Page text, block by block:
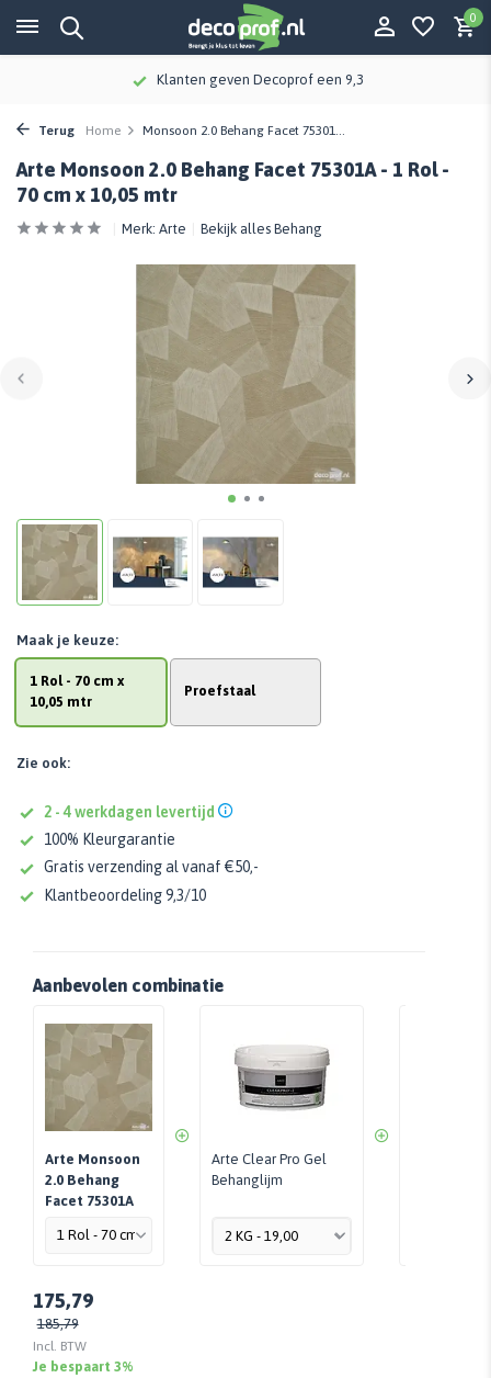
0
Klanten geven Decoprof een 9,3
Terug Home Monsoon 2.0 Behang Facet 75301...
Arte Monsoon 2.0 Behang Facet 75301A - 1 Rol -
70 cm x 10,05 mtr
Merk: Arte Bekijk alles Behang
1 Rol - 70 cm x
10,05 mtr
Proefstaal
Maak je keuze:
Zie ook:
2 - 4 werkdagen levertijd
100% Kleurgarantie
Gratis verzending al vanaf €50,-
Klantbeoordeling 9,3/10
Aanbevolen combinatie
Arte Monsoon
2.0 Behang
Facet 75301A
Arte Clear Pro Gel
Behanglijm
175,79
185,79
Incl. BTW
Je bespaart 3%